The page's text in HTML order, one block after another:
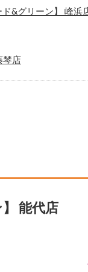
ド&グリーン】 峰浜
琴店
能代店